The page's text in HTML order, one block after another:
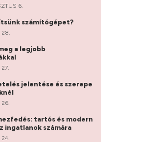
6.
számítógépet?
a legjobb
jelentése és szerepe
tartós és modern
ingatlanok számára